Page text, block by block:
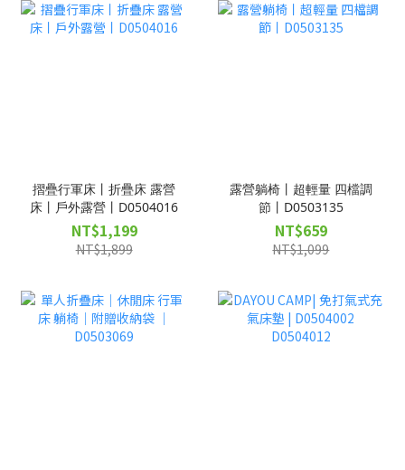
摺疊行軍床丨折疊床 露營
床丨戶外露營丨D0504016
NT$1,199
NT$1,899
露營躺椅丨超輕量 四檔調
節丨D0503135
NT$659
NT$1,099